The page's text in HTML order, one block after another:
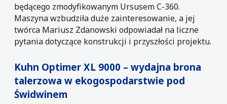
będącego zmodyfikowanym Ursusem C-360.
Maszyna wzbudziła duże zainteresowanie, a jej
twórca Mariusz Zdanowski odpowiadał na liczne
pytania dotyczące konstrukcji i przyszłości projektu.
Kuhn Optimer XL 9000 – wydajna brona
talerzowa w ekogospodarstwie pod
Świdwinem